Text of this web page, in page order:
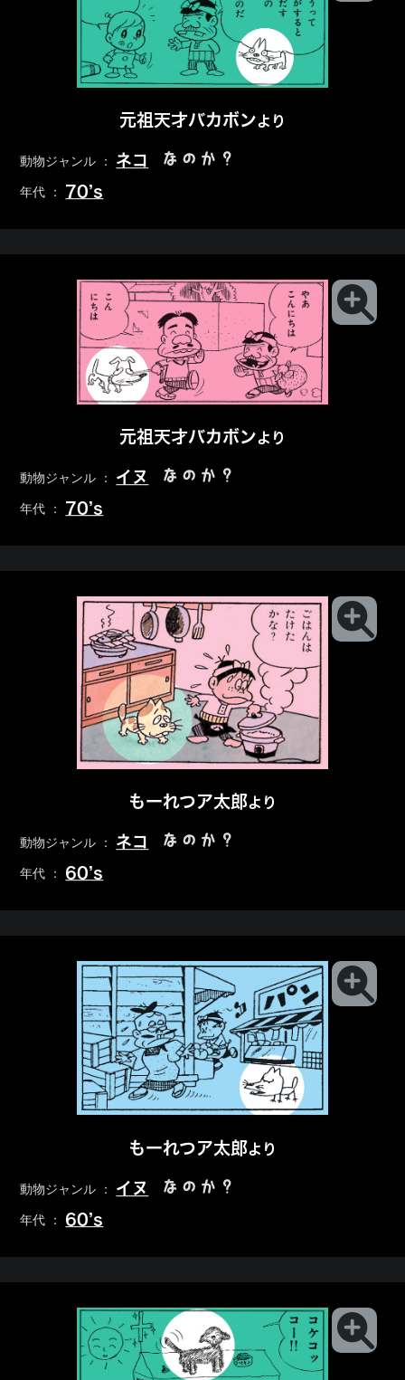
元祖天才バカボンより
動物ジャンル ： ネコ なのか？
年代 ： 70’s
元祖天才バカボンより
動物ジャンル ： イヌ なのか？
年代 ： 70’s
もーれつア太郎より
動物ジャンル ： ネコ なのか？
年代 ： 60’s
もーれつア太郎より
動物ジャンル ： イヌ なのか？
年代 ： 60’s